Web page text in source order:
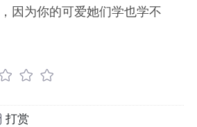
因为你的可爱她们学也学不
打赏